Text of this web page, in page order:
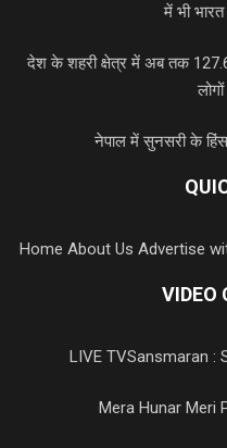
में भी
देश के शहरी क्षेत्र में अब तक
नेपाल में सुनसरी के
Home About Us Advertise
VIDEO
LIVE TVSansmaran :
Mera Hunar Meri